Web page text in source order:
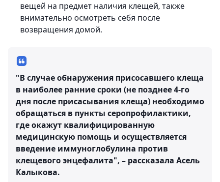
вещей на предмет наличия клещей, также
внимательно осмотреть себя после
возвращения домой.
"В случае обнаружения присосавшего клеща
в наиболее ранние сроки (не позднее 4-го
дня после присасывания клеща) необходимо
обращаться в пункты серопрофилактики,
где окажут квалифицированную
медицинскую помощь и осуществляется
введение иммуноглобулина против
клещевого энцефалита", – рассказала Асель
Калыкова.